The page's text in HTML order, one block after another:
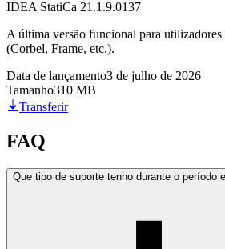
IDEA StatiCa 21.1.9.0137
A última versão funcional para utilizadores
(Corbel, Frame, etc.).
Data de lançamento3 de julho de 2026
Tamanho310 MB
Transferir
FAQ
Que tipo de suporte tenho durante o período